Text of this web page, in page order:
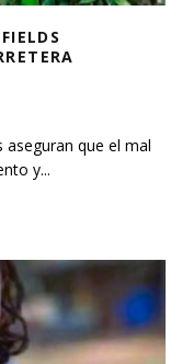
aseguran que el mal
y...